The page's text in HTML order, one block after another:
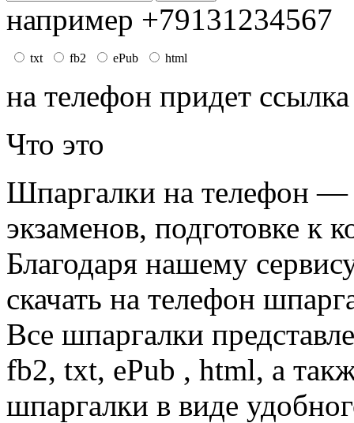
например +79131234567
txt fb2 ePub html
на телефон придет
Что это
Шпаргалки на телефон —
экзаменов, подготовке к
Благодаря нашему
скачать на телефон
Все шпаргалки
fb2, txt, ePub , html, а
шпаргалки в виде